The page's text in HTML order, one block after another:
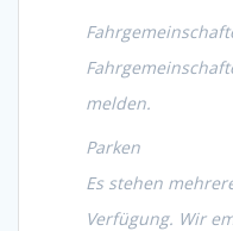
melden.
Parken
Es stehen
Verfügung. Wir